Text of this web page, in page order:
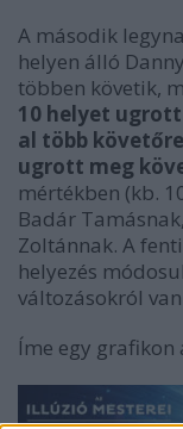
A második
helyen álló
többen követik,
10 helyet
al több
ugrott meg
mértékben (kb.
Badár
Zoltánnak. A
helyezés
változásokról van
Íme egy